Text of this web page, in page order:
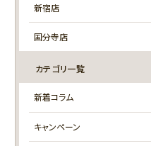
新宿店
国分寺店
カテゴリ一覧
新着コラム
キャンペーン